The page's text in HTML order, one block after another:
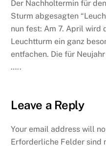
Der Nachholtermin für
Sturm abgesagten
nun fest: Am 7. April wird
Leuchtturm ein ganz
entfachen. Die für
…..
Leave a Reply
Your email address will
Erforderliche Felder sind